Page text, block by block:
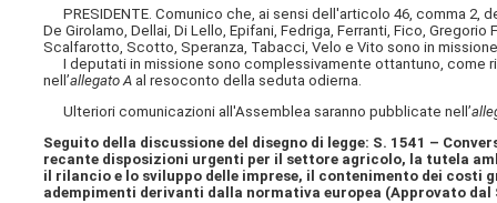
PRESIDENTE. Comunico che, ai sensi dell'articolo 46, comma 2,
De Girolamo, Dellai, Di Lello, Epifani, Fedriga, Ferranti, Fico,
Scalfarotto, Scotto, Speranza, Tabacci, Velo e Vito sono in
I deputati in missione sono complessivamente ottantuno, come
nell’allegato A al resoconto della seduta odierna.
Ulteriori comunicazioni all'Assemblea saranno pubblicate nell’
Seguito della discussione del disegno di legge: S. 1541 –
recante disposizioni urgenti per il settore agricolo, la tutela
il rilancio e lo sviluppo delle imprese, il contenimento dei
adempimenti derivanti dalla normativa europea (Approvato dal